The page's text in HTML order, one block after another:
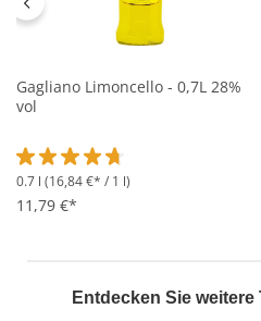
Gagliano Limoncello - 0,7L 28%
vol
Durchschnittliche Bewertung
0.7 l (16,84 €* / 1 l)
11,79 €*
Entdecken Sie